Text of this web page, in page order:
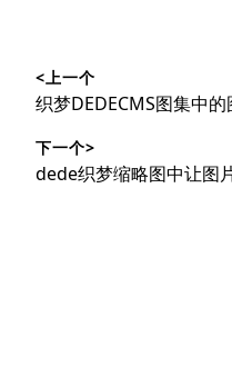
章
导
航
<上一个
上
文
章：
织梦DEDECMS图集中
下一个>
下
dede织梦缩略图中让图